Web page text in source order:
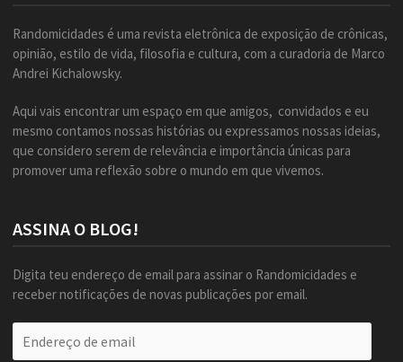
Randomicidades é uma revista eletrônica de exposição de crônicas,
opinião, estilo de vida, filosofia e cultura, com a curadoria de Marco
Andrei Kichalowsky.
Aqui vais encontrar um espaço em que amigos, convidados e eu
mesmo contamos nossas histórias ou expressamos nossas ideias,
que considero serem de relevância e importância únicas para
promover uma reflexão sobre o mundo em que vivemos.
ASSINA O BLOG!
Digita teu endereço de email para assinar o Randomicidades e
receber notificações de novas publicações por email.
de